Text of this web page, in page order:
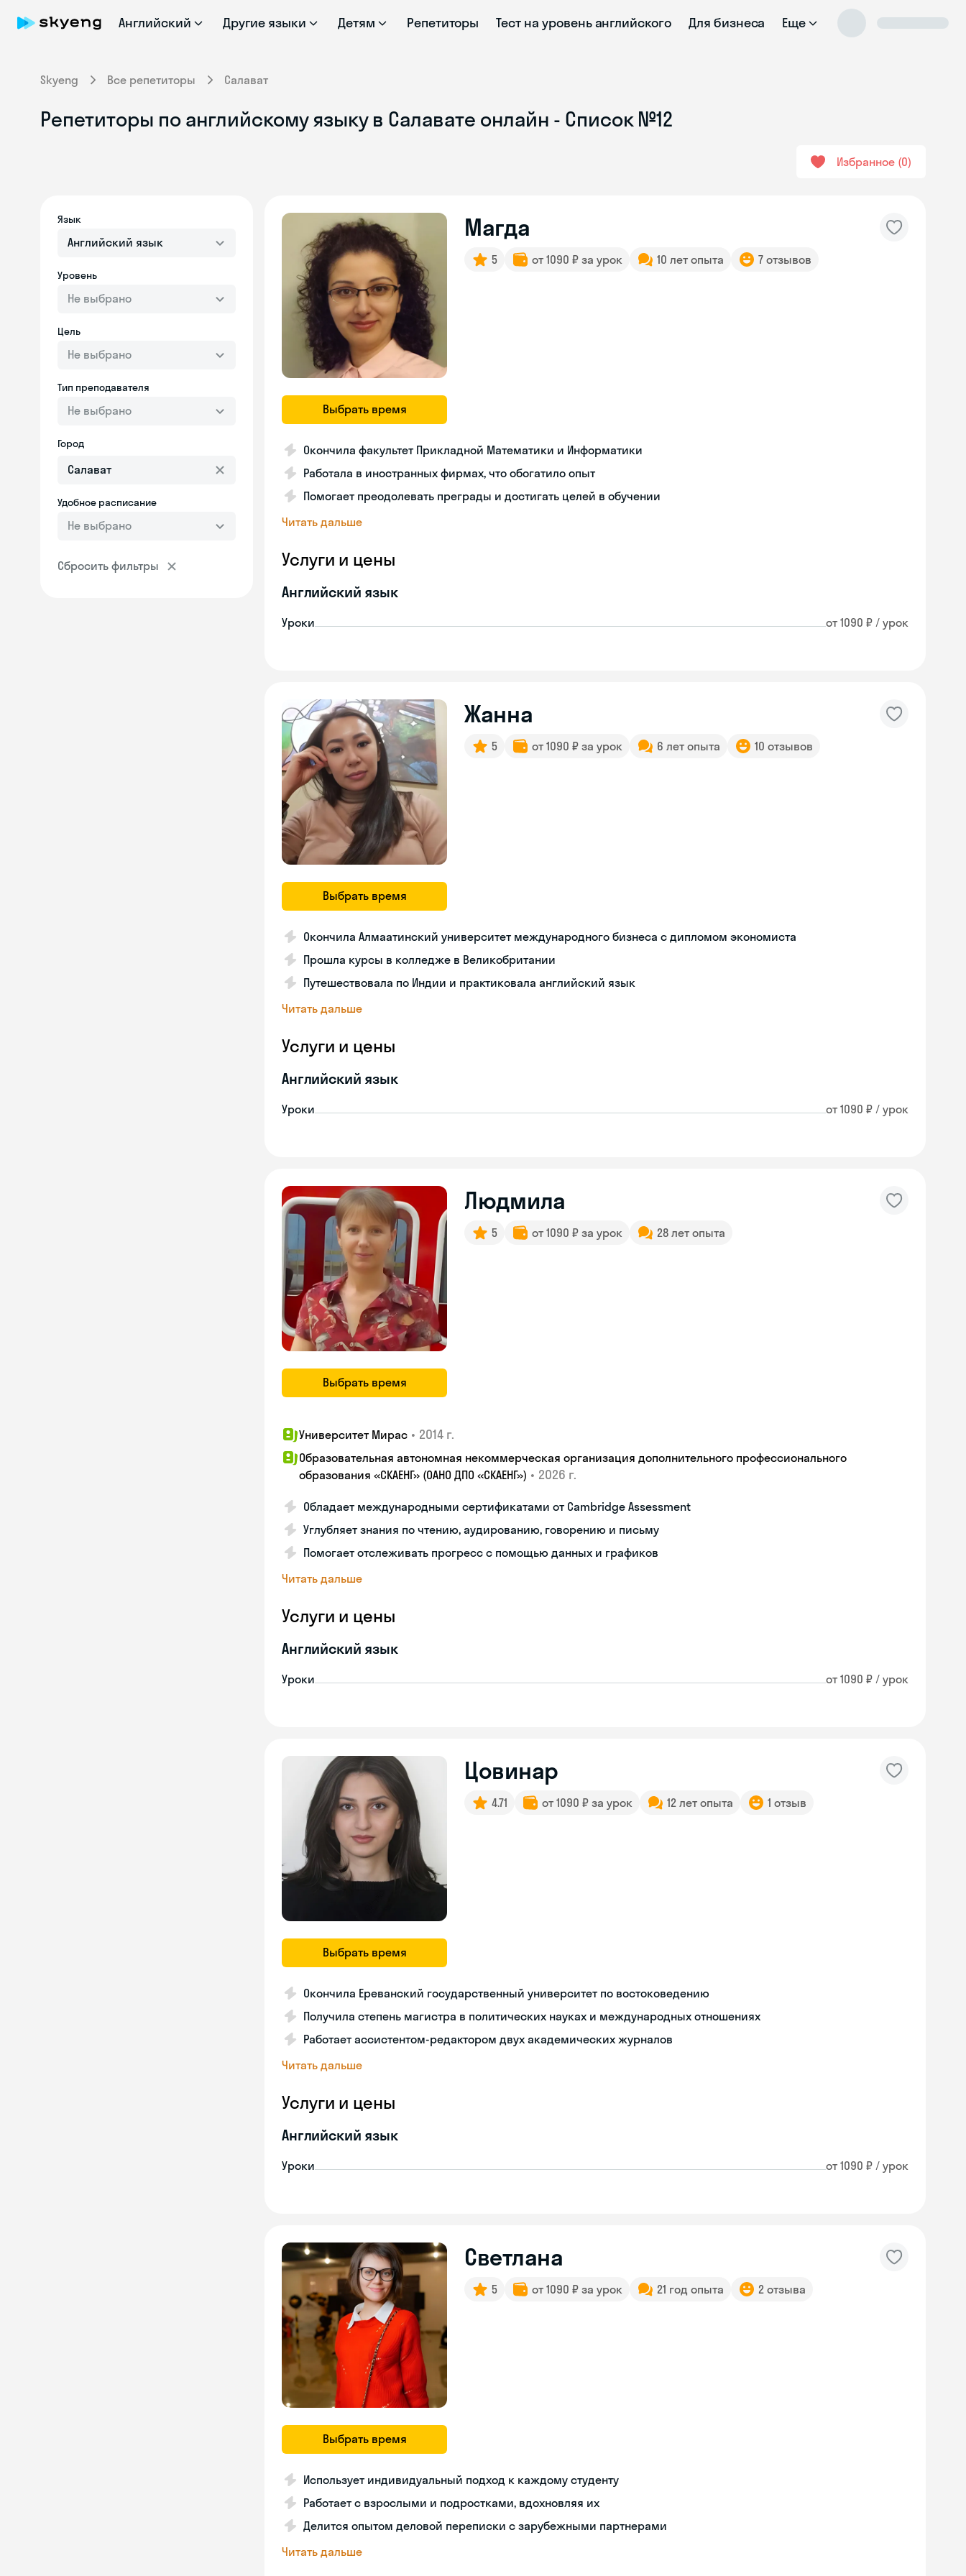
Английский Другие языки Детям Репетиторы Тест на уровень английского Для бизнеса Еще
Skyeng Все репетиторы Салават
Репетиторы по английскому языку в Салавате онлайн - Список №12
Избранное 0
Язык
Английский язык
Уровень
Не выбрано
Цель
Не выбрано
Тип преподавателя
Не выбрано
Город
Удобное расписание
Не выбрано
Сбросить фильтры
Выбрать время
Магда
5 от 1090 ₽ за урок 10 лет опыта 7 отзывов
Окончила факультет Прикладной Математики и Информатики
Работала в иностранных фирмах, что обогатило опыт
Помогает преодолевать преграды и достигать целей в обучении
Читать дальше
Услуги и цены
Английский язык
Уроки от 1090 ₽ / урок
Выбрать время
Жанна
5 от 1090 ₽ за урок 6 лет опыта 10 отзывов
Окончила Алмаатинский университет международного бизнеса с дипломом экономиста
Прошла курсы в колледже в Великобритании
Путешествовала по Индии и практиковала английский язык
Читать дальше
Услуги и цены
Английский язык
Уроки от 1090 ₽ / урок
Выбрать время
Людмила
5 от 1090 ₽ за урок 28 лет опыта
Университет Мирас • 2014 г.
Образовательная автономная некоммерческая организация дополнительного профессионального
образования «СКАЕНГ» (ОАНО ДПО «СКАЕНГ») • 2026 г.
Обладает международными сертификатами от Cambridge Assessment
Углубляет знания по чтению, аудированию, говорению и письму
Помогает отслеживать прогресс с помощью данных и графиков
Читать дальше
Услуги и цены
Английский язык
Уроки от 1090 ₽ / урок
Выбрать время
Цовинар
4.71 от 1090 ₽ за урок 12 лет опыта 1 отзыв
Окончила Ереванский государственный университет по востоковедению
Получила степень магистра в политических науках и международных отношениях
Работает ассистентом-редактором двух академических журналов
Читать дальше
Услуги и цены
Английский язык
Уроки от 1090 ₽ / урок
Выбрать время
Светлана
5 от 1090 ₽ за урок 21 год опыта 2 отзыва
Использует индивидуальный подход к каждому студенту
Работает с взрослыми и подростками, вдохновляя их
Делится опытом деловой переписки с зарубежными партнерами
Читать дальше